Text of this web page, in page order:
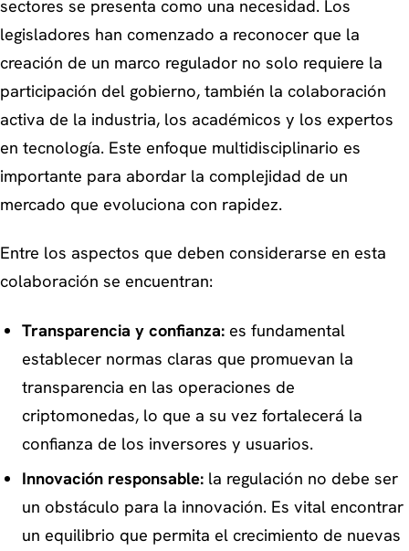
sectores se presenta como una necesidad. Los
legisladores han comenzado a reconocer que la
creación de un marco regulador no solo requiere la
participación del gobierno, también la colaboración
activa de la industria, los académicos y los expertos
en tecnología. Este enfoque multidisciplinario es
importante para abordar la complejidad de un
mercado que evoluciona con rapidez.
Entre los aspectos que deben considerarse en esta
colaboración se encuentran:
Transparencia y confianza:es fundamental
establecer normas claras que promuevan la
transparencia en las operaciones de
criptomonedas, lo que a su vez fortalecerá la
confianza de los inversores y usuarios.
Innovación responsable:la regulación no debe ser
un obstáculo para la innovación. Es vital encontrar
un equilibrio que permita el crecimiento de nuevas